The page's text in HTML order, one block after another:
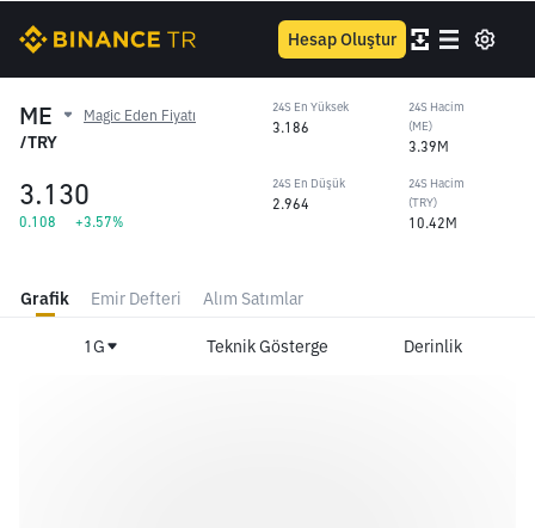
Hesap Oluştur
ME Magic Eden Fiyatı
/TRY
3.130
0.108 +3.57%
24S En Yüksek
3.186
24S En Düşük
2.964
24S Hacim
(ME)
3.39M
24S Hacim
(TRY)
10.42M
Grafik Emir Defteri Alım Satımlar
1G Teknik Gösterge Derinlik